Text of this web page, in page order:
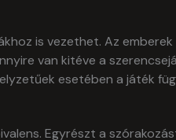
is vezethet. Az
van kitéve a
esetében a játék
Egyrészt a